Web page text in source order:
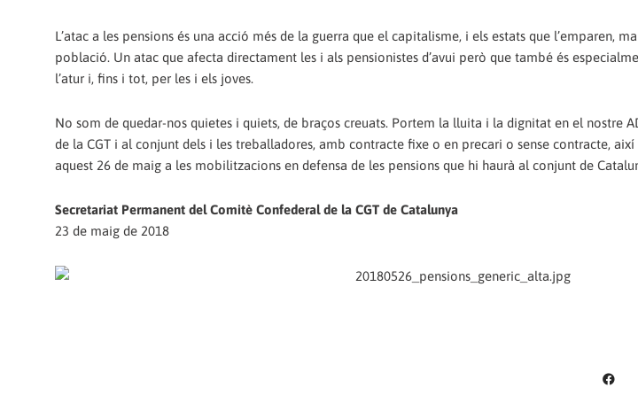
L’atac a les pensions és una acció més de la guerra que el capitalisme, i els estats que l’emparen,
població. Un atac que afecta directament les i als pensionistes d’avui però que també és
l’atur i, fins i tot, per les i els joves.
No som de quedar-nos quietes i quiets, de braços creuats. Portem la lluita i la dignitat en el nostre
de la CGT i al conjunt dels i les treballadores, amb contracte fixe o en precari o sense contracte,
aquest 26 de maig a les mobilitzacions en defensa de les pensions que hi haurà al conjunt de
Secretariat Permanent del Comitè Confederal de la CGT de Catalunya
23 de maig de 2018